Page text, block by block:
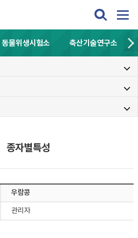
동물위생시험소 축산기술연구소
종자별특성
우람콩
관리자